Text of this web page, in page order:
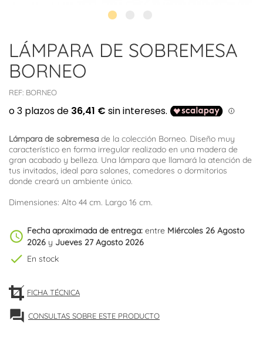
LÁMPARA DE SOBREMESA
BORNEO
REF: BORNEO
Lámpara de sobremesa de la colección Borneo. Diseño muy
característico en forma irregular realizado en una madera de
gran acabado y belleza. Una lámpara que llamará la atención de
tus invitados, ideal para salones, comedores o dormitorios
donde creará un ambiente único.
Dimensiones: Alto 44 cm. Largo 16 cm.
schedule Fecha aproximada de entrega: entre Miércoles 26 Agosto
2026 y Jueves 27 Agosto 2026
check En stock
FICHA TÉCNICA
forum CONSULTAS SOBRE ESTE PRODUCTO